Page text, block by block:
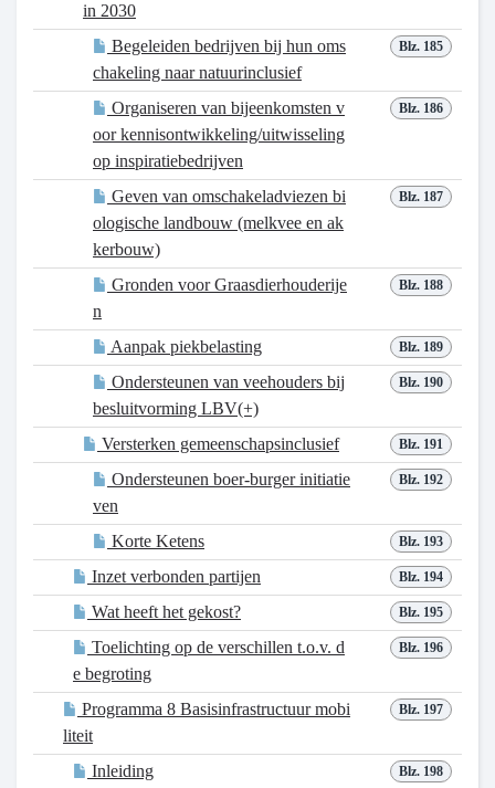
in 2030
Blz. 185
Begeleiden bedrijven bij hun oms
chakeling naar natuurinclusief
Blz. 186
Organiseren van bijeenkomsten v
oor kennisontwikkeling/uitwisseling
op inspiratiebedrijven
Blz. 187
Geven van omschakeladviezen bi
ologische landbouw (melkvee en ak
kerbouw)
Blz. 188
Gronden voor Graasdierhouderije
n
Blz. 189
Aanpak piekbelasting
Blz. 190
Ondersteunen van veehouders bij
besluitvorming LBV(+)
Blz. 191
Versterken gemeenschapsinclusief
Blz. 192
Ondersteunen boer-burger initiatie
ven
Blz. 193
Korte Ketens
Blz. 194
Inzet verbonden partijen
Blz. 195
Wat heeft het gekost?
Blz. 196
Toelichting op de verschillen t.o.v. d
e begroting
Blz. 197
Programma 8 Basisinfrastructuur mobi
liteit
Blz. 198
Inleiding